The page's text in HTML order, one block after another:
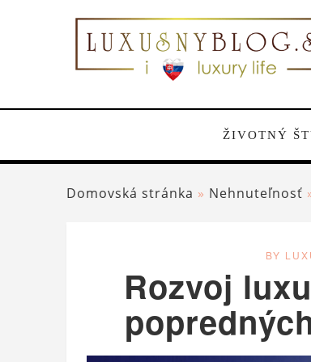
ŽIVOTNÝ
Domovská stránka » Nehnuteľnosť
BY
Rozvoj